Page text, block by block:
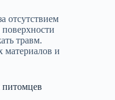
отсутствием
травм.
материалов и
питомцев